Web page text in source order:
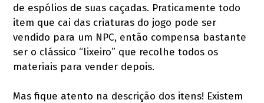
de espólios de suas caçadas. Praticamente todo
item que cai das criaturas do jogo pode ser
vendido para um NPC, então compensa bastante
ser o clássico “lixeiro” que recolhe todos os
materiais para vender depois.
Mas fique atento na descrição dos itens! Existem